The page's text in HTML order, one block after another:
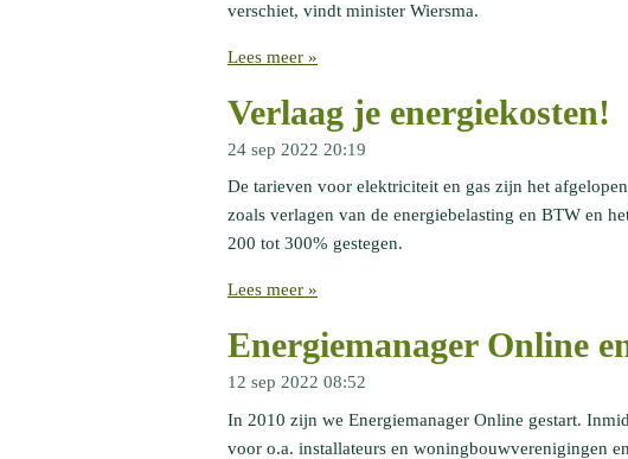
verschiet, vindt minister Wiersma.
Lees meer »
Verlaag je energiekosten!
24 sep 2022 20:19
De tarieven voor elektriciteit en gas zijn het
zoals verlagen van de energiebelasting en BTW en
200 tot 300% gestegen.
Lees meer »
Energiemanager Online
12 sep 2022 08:52
In 2010 zijn we Energiemanager Online gestart.
voor o.a. installateurs en woningbouwverenigingen